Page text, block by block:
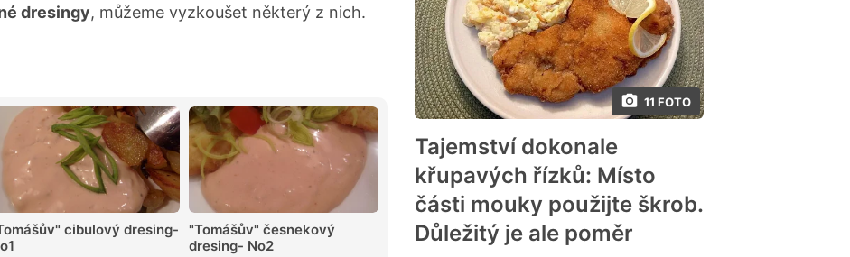
dresingy, můžeme vyzkoušet některý z nich.
cibulový dresing-
"Tomášův" česnekový
dresing- No2
11 FOTO
Tajemství dokonale
křupavých řízků: Místo
části mouky použijte škrob.
Důležitý je ale poměr